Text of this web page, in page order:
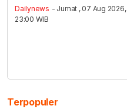
Dailynews - Jumat , 07 Aug 2026,
23:00 WIB
Terpopuler